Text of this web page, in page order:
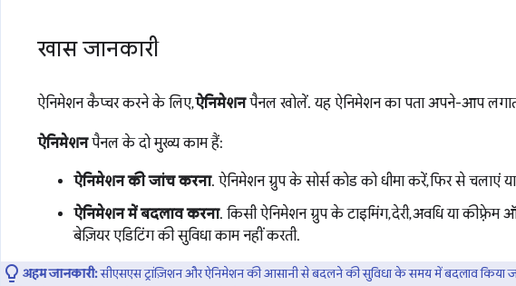
खास जानकारी
ऐनिमेशन कैप्चर करने के लिए,ऐनिमेशनपैनल खोलें. यह ऐनिमेशन का पता अपने-आप
ऐनिमेशनपैनल के दो मुख्य काम हैं:
ऐनिमेशन की जांच करना. ऐनिमेशन ग्रुप के सोर्स कोड को धीमा करें, फिर से चलाएं
ऐनिमेशन में बदलाव करना. किसी ऐनिमेशन ग्रुप के टाइमिंग, देरी, अवधि या
बेज़ियर एडिटिंग की सुविधा काम नहीं करती.
अहम जानकारी:सीएसएस ट्रांज़िशन और ऐनिमेशन की आसानी से बदलने की सुविधा के समय में बदलाव किया